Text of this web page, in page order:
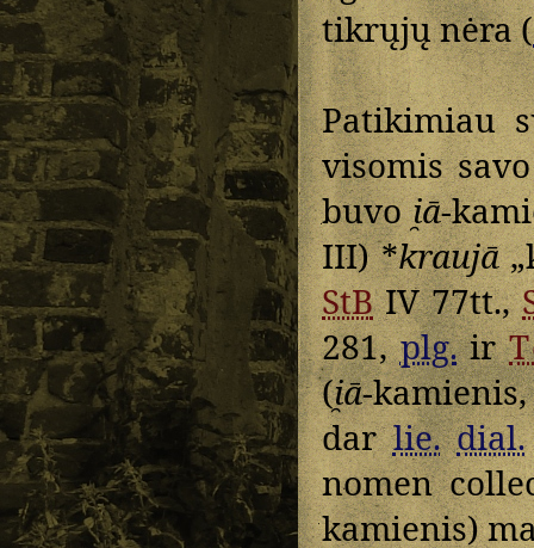
tikrųjų nėra (
Patikimiau
visomis
buvoi̯ā-
III) *kraujā
StBIV 77tt.,
281,plg.ir
(i̯ā-
darlie. dial.
nomen
kamienis)